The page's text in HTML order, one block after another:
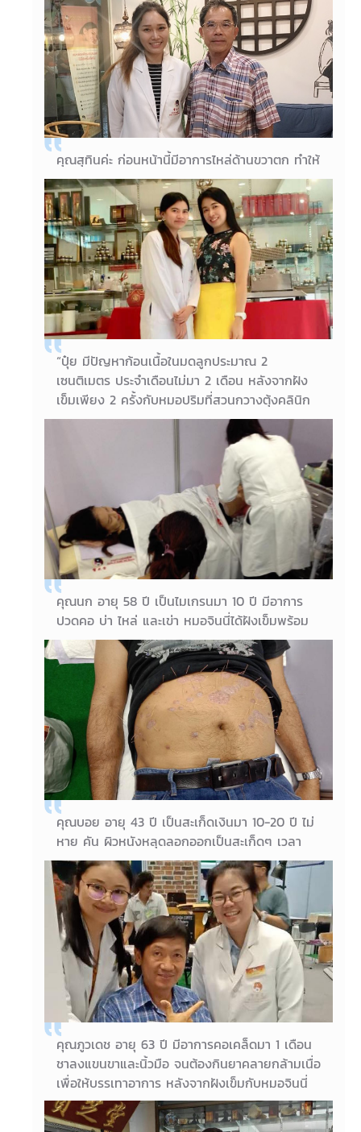
หน้าท้องที่แบนราบขึ้นอย่างเห็นได้ชัดค่ะ
14/09/2018
คุณวีรดี (หนูดี)
คุณสุทินค่ะ ก่อนหน้านี้มีอาการไหล่ด้านขวาตก ทำให้
เส้นเอ็นนิ้วกลางและนิ้วนางถูกดึงติดกัน หลังการ
ฝังเข็ม 10 ครั้ง ในระยะเวลา 1 เดือน สามารถกาง
นิ้วออกได้60เปอร์เซ็นต์ค่ะ
22/08/2018
คุณสุทิน
“ปุ๋ย มีปัญหาก้อนเนื้อในมดลูกประมาณ 2
เซนติเมตร ประจำเดือนไม่มา 2 เดือน หลังจากฝัง
เข็มเพียง 2 ครั้งกับหมอปริมที่สวนกวางตุ้งคลินิก
สาขาเยาวราช ประจำเดือนมาวันรุ่งขึ้นเลยค่ะ ใครที่มี
ปัญหาเรื่องประจำเดือน ระบบภายใน น้ำหนักส่วน
26/07/2018
ปุ๋ย
คุณนก อายุ 58 ปี เป็นไมเกรนมา 10 ปี มีอาการ
ปวดคอ บ่า ไหล่ และเข่า หมอจินนี่ได้ฝังเข็มพร้อม
จัดยาสมุนไพรจีน เพื่อปรับสมดุลลมปราณให้ไม่
ติดขัด ให้อาการปวดทั้งร่างกายรู้สึกโล่งมากขึ้น
นอนหลับได้ดีขึ้นค่ะ
15/07/2018
คุณนก อายุ 58 ปี
คุณบอย อายุ 43 ปี เป็นสะเก็ดเงินมา 10-20 ปี ไม่
หาย คัน ผิวหนังหลุดลอกออกเป็นสะเก็ดๆ เวลา
นอนดึก เครียด อาการจะกำเริบเรื่อยๆ ค่ะ หมอจินนี่
ได้จัดยาสมุนไพรจีนรักษาโรคพร้อมฝังเข็มให้คุณ
บอยค่ะ
06/07/2018
คุณบอย อายุ 43 ปี
คุณภูวเดช อายุ 63 ปี มีอาการคอเคล็ดมา 1 เดือน
ชาลงแขนขาและนิ้วมือ จนต้องกินยาคลายกล้ามเนื่อ
เพื่อให้บรรเทาอาการ หลังจากฝังเข็มกับหมอจินนี่
กระตุ้นระบบไหลเวียนเลือดลม ทำให้ลมปราณที่
ติดขัดดีขึ้น คุณภูวเดชพอใจในผลการรักษามากค่ะ